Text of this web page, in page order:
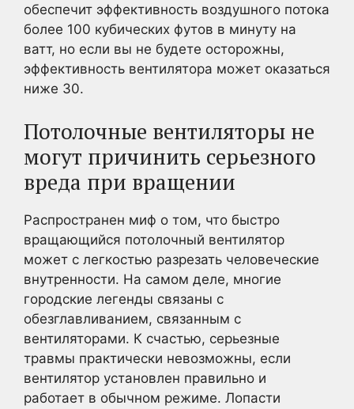
обеспечит эффективность воздушного потока
более 100 кубических футов в минуту на
ватт, но если вы не будете осторожны,
эффективность вентилятора может оказаться
ниже 30.
Потолочные вентиляторы не
могут причинить серьезного
вреда при вращении
Распространен миф о том, что быстро
вращающийся потолочный вентилятор
может с легкостью разрезать человеческие
внутренности. На самом деле, многие
городские легенды связаны с
обезглавливанием, связанным с
вентиляторами. К счастью, серьезные
травмы практически невозможны, если
вентилятор установлен правильно и
работает в обычном режиме. Лопасти